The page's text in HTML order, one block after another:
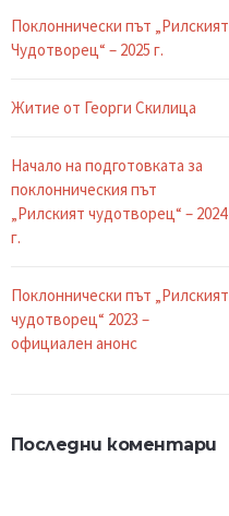
Поклоннически път „Рилският
Чудотворец“ – 2025 г.
Житие от Георги Скилица
Начало на подготовката за
поклонническия път
„Рилският чудотворец“ – 2024
г.
Поклоннически път „Рилският
чудотворец“ 2023 –
официален анонс
Последни коментари